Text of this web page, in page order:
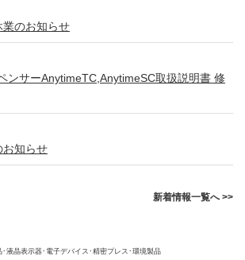
のお知らせ
ンサーAnytimeTC,AnytimeSC取扱説明書 修
お知らせ
新着情報一覧へ >>
･液晶表示器･電子デバイス･精密プレス･環境製品